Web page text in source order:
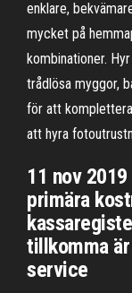
enklare,
mycket på
kombinationer.
trådlösa myggor,
för att
att hyra
11 nov
primära
tillkomma
service